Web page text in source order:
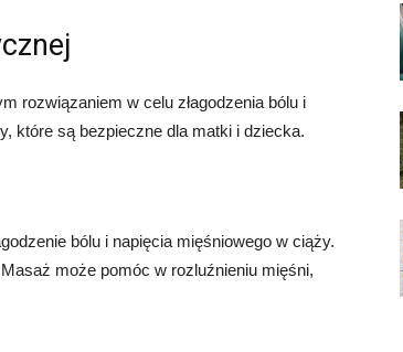
rozwiązaniem w celu złagodzenia bólu i
które są bezpieczne dla matki i dziecka.
bólu i napięcia mięśniowego w ciąży.
może pomóc w rozluźnieniu mięśni,